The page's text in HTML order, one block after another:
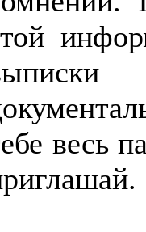
весь